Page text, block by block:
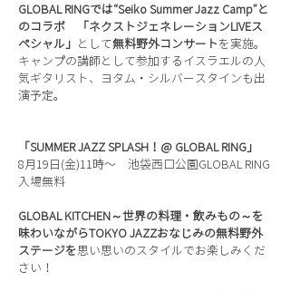
GLOBAL RINGでは“Seiko Summer Jazz Camp”と
のコラボ 「ネクストジェネレーションLIVEス
ペシャル」
として無料野外コンサート を実施。
キャンプの講師として参加するイスラエルの人
気ギタリスト、ヨタム・シルバースタインも出
演予定。
「SUMMER JAZZ SPLASH！@ GLOBAL RING」
8月19日(金)11時〜 池袋西口公園GLOBAL RING
入場無料
GLOBAL KITCHEN～世界の料理・飲みもの～を
味わいながらTOKYO JAZZおなじみの無料野外
ステージを思い思いのスタイルでお楽しみくだ
さい！